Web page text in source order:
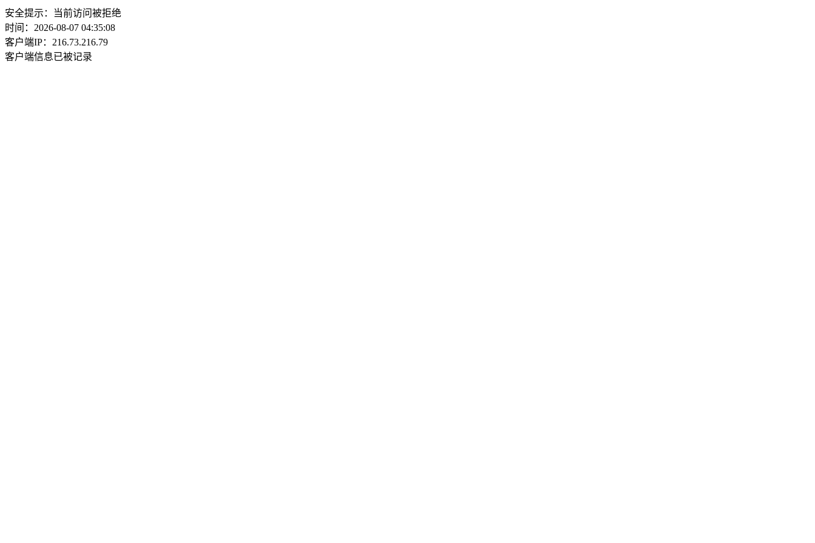
安全提示：当前访问被拒绝
时间：2026-08-07 04:35:08
客户端IP：216.73.216.79
客户端信息已被记录